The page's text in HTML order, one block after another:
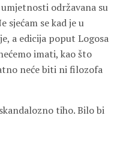
održavana su
sjećam se kad je u
a edicija poput Logosa
imati, kao što
neće biti ni filozofa
tiho. Bilo bi